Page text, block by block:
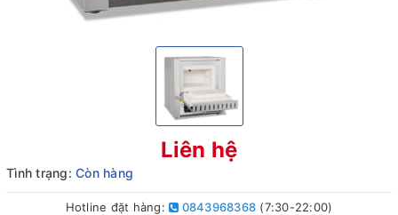
Liên hệ
Tình trạng: Còn hàng
Hotline đặt hàng: 0843968368 (7:30-22:00)